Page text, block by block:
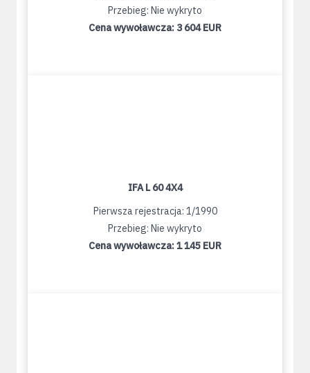
Przebieg: Nie wykryto
Cena wywoławcza: 3 604 EUR
IFA L 60 4X4
Pierwsza rejestracja: 1/1990
Przebieg: Nie wykryto
Cena wywoławcza:1 145 EUR